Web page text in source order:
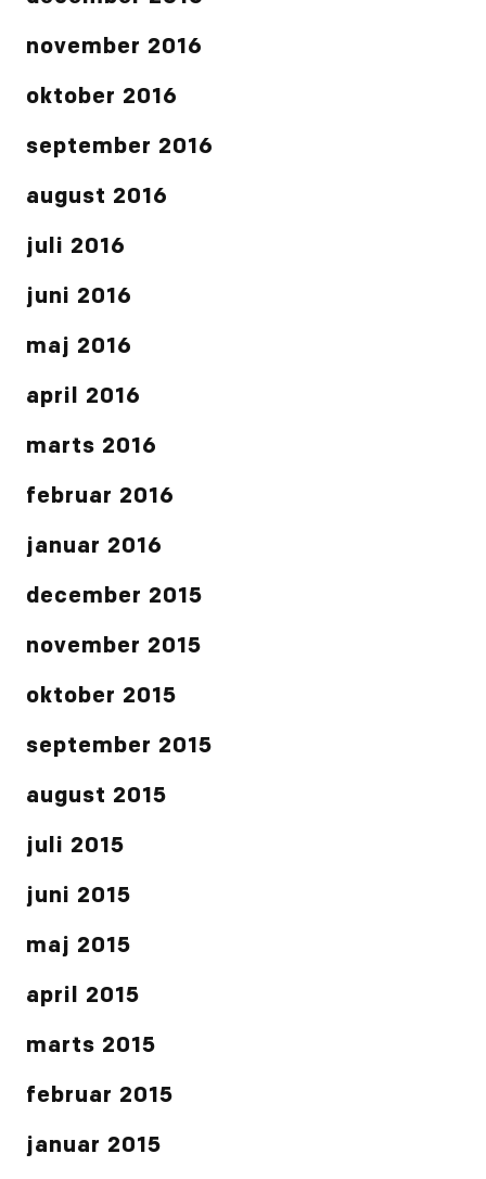
november 2016
oktober 2016
september 2016
august 2016
juli 2016
juni 2016
maj 2016
april 2016
marts 2016
februar 2016
januar 2016
december 2015
november 2015
oktober 2015
september 2015
august 2015
juli 2015
juni 2015
maj 2015
april 2015
marts 2015
februar 2015
januar 2015